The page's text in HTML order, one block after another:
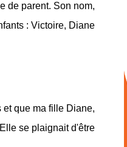
de parent. Son nom,
: Victoire, Diane
et que ma fille Diane,
se plaignait d'être